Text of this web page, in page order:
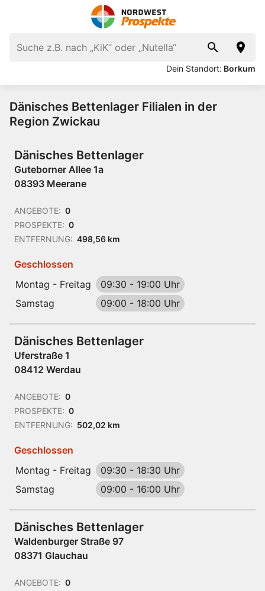
Dein Standort: Borkum
Dänisches Bettenlager Filialen in der
Region Zwickau
Dänisches Bettenlager
Guteborner Allee 1a
08393 Meerane
ANGEBOTE: 0
PROSPEKTE: 0
ENTFERNUNG: 498,56 km
Geschlossen
Montag - Freitag
09:30 - 19:00 Uhr
Samstag
09:00 - 18:00 Uhr
Dänisches Bettenlager
Uferstraße 1
08412 Werdau
ANGEBOTE: 0
PROSPEKTE: 0
ENTFERNUNG: 502,02 km
Geschlossen
Montag - Freitag
09:30 - 18:30 Uhr
Samstag
09:00 - 16:00 Uhr
Dänisches Bettenlager
Waldenburger Straße 97
08371 Glauchau
ANGEBOTE: 0